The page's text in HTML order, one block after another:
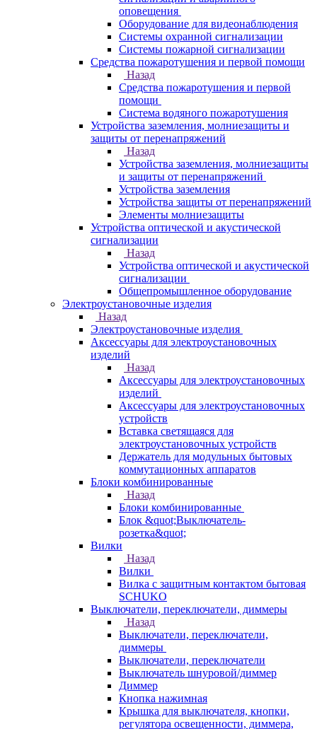
оповещения
Оборудование для видеонаблюдения
Системы охранной сигнализации
Системы пожарной сигнализации
Средства пожаротушения и первой помощи
Назад
Средства пожаротушения и первой
помощи
Система водяного пожаротушения
Устройства заземления, молниезащиты и
защиты от перенапряжений
Назад
Устройства заземления, молниезащиты
и защиты от перенапряжений
Устройства заземления
Устройства защиты от перенапряжений
Элементы молниезащиты
Устройства оптической и акустической
сигнализации
Назад
Устройства оптической и акустической
сигнализации
Общепромышленное оборудование
Электроустановочные изделия
Назад
Электроустановочные изделия
Аксессуары для электроустановочных
изделий
Назад
Аксессуары для электроустановочных
изделий
Аксессуары для электроустановочных
устройств
Вставка светящаяся для
электроустановочных устройств
Держатель для модульных бытовых
коммутационных аппаратов
Блоки комбинированные
Назад
Блоки комбинированные
Блок &quot;Выключатель-
розетка&quot;
Вилки
Назад
Вилки
Вилка с защитным контактом бытовая
SCHUKO
Выключатели, переключатели, диммеры
Назад
Выключатели, переключатели,
диммеры
Выключатели, переключатели
Выключатель шнуровой/диммер
Диммер
Кнопка нажимная
Крышка для выключателя, кнопки,
регулятора освещенности, диммера,